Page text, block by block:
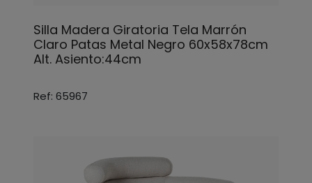
Silla Madera Giratoria Tela Marrón
Claro Patas Metal Negro 60x58x78cm
Alt. Asiento:44cm
Ref: 65967